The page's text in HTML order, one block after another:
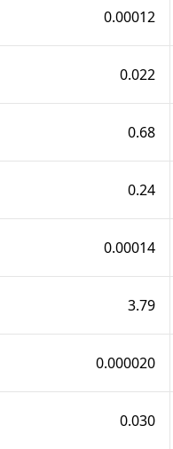
0.00012
0.022
0.68
0.24
0.00014
3.79
0.000020
0.030